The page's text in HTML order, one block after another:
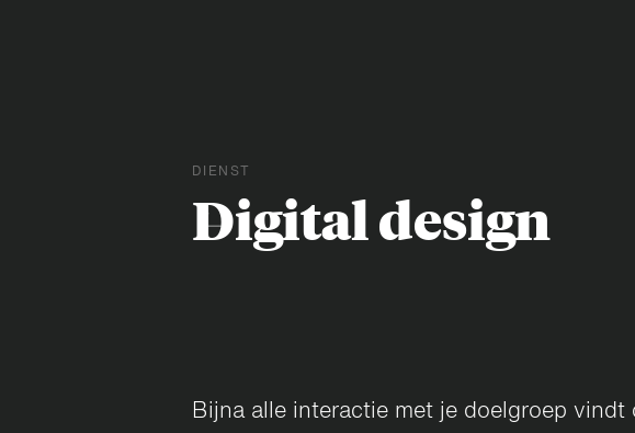
DIENST
Digital design
Bijna alle interactie met je doelgroep vindt